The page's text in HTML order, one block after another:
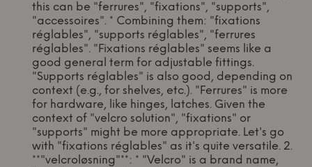
this can be "ferrures", "fixations", "supports",
"accessoires". * Combining them: "fixations
réglables", "supports réglables", "ferrures
réglables". "Fixations réglables" seems like a
good general term for adjustable fittings.
"Supports réglables" is also good, depending on
context (e.g., for shelves, etc.). "Ferrures" is more
for hardware, like hinges, latches. Given the
context of "velcro solution", "fixations" or
"supports" might be more appropriate. Let's go
with "fixations réglables" as it's quite versatile. 2.
**"velcroløsning"**: * "Velcro" is a brand name,